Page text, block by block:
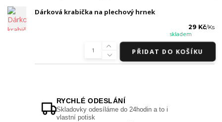
Dárková krabička na plechový hrnek
29 Kč/Ks
skladem
PŘIDAT DO KOŠÍKU
RYCHLÉ ODESLÁNÍ
Skladovky odesíláme do 24hodin a to i
vlastní potisk